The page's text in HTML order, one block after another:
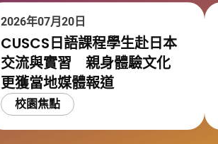
2026年07月20日
CUSCS日語課程學生赴日本
交流與實習 親身體驗文化
更獲當地媒體報道
校園焦點